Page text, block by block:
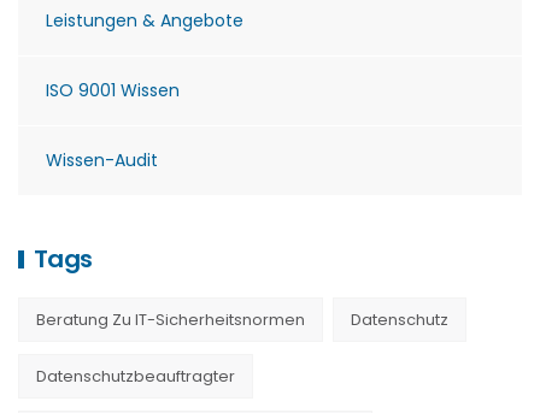
Leistungen & Angebote
ISO 9001 Wissen
Wissen-Audit
Tags
Beratung Zu IT-Sicherheitsnormen Datenschutz
Datenschutzbeauftragter